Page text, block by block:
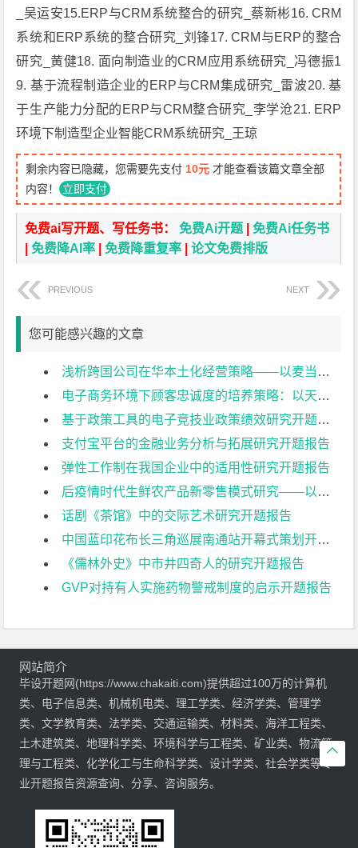
_吴运安15.ERP与CRM系统整合的研究_蔡新彬16. CRM
系统和ERP系统的整合研究_刘锋17. CRM与ERP的整合
研究_黄健18. 面向制造业的CRM应用系统研究_冯德振1
9. 基于流程制造企业的ERP与CRM集成研究_雷波20. 基
于生产能力分配的ERP与CRM整合研究_李学沧21. ERP
环境下制造型企业智能CRM系统研究_王琼
剩余内容已隐藏，您需要先支付 10元 才能查看该篇文章全部
内容！ 立即支付
免费ai写开题、写任务书：免费Ai开题 |免费Ai任务书
|免费降AI率 |免费降重复率 |论文免费排版
PREVIOUS NEXT
您可能感兴趣的文章
浅析跨国公司在华本土化经营策略——以麦当劳为例开题报告
电子商务环境下顾客忠诚度的培养策略：以天猫平台商家为例开题报告
基于政策工具的电子竞技业政策绩效研究开题报告
支付宝平台的金融业务分析与拓展研究开题报告
弹性工作制在我国企业中的适用性研究开题报告
后疫情时代生鲜农产品新零售模式研究——以盒马鲜生为例开题报告
话剧《茶馆》中的交际艺术研究开题报告
中国蓝印花布长三角巡展南通站开幕式策划开题报告
《儒林外史》中市井四奇人的研究开题报告
GVP对持有人实施药物警戒制度的启示开题报告

网站简介
毕设开题网(https://www.chakaiti.com)提供超过100万的计算机
类、电子信息类、机械机电类、理工学类、经济学类、管理学
类、文学教育类、法学类、交通运输类、材料类、海洋工程类、
土木建筑类、地理科学类、环境科学与工程类、矿业类、物流管
理与工程类、化学化工与生命科学类、设计学类、社会学类等专
业开题报告资源查询、分享、咨询服务。